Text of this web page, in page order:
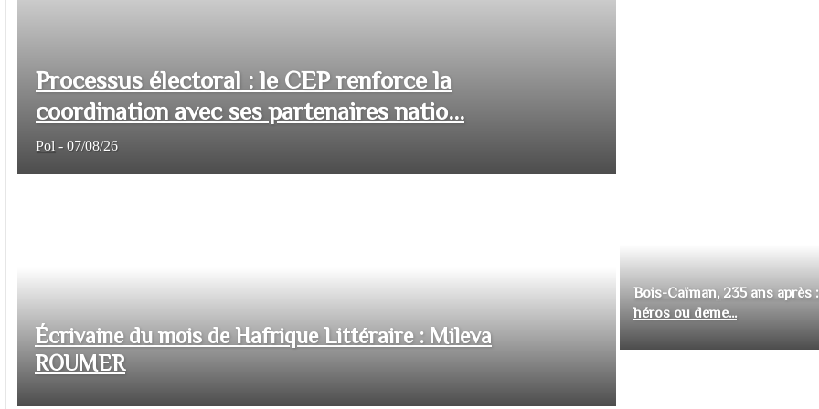
Processus électoral : le CEP renforce la
coordination avec ses partenaires natio...
Pol - 07/08/26
Écrivaine du mois de Hafrique Littéraire : Mileva
ROUMER
Bois-Caïman, 235 ans après
héros ou deme...